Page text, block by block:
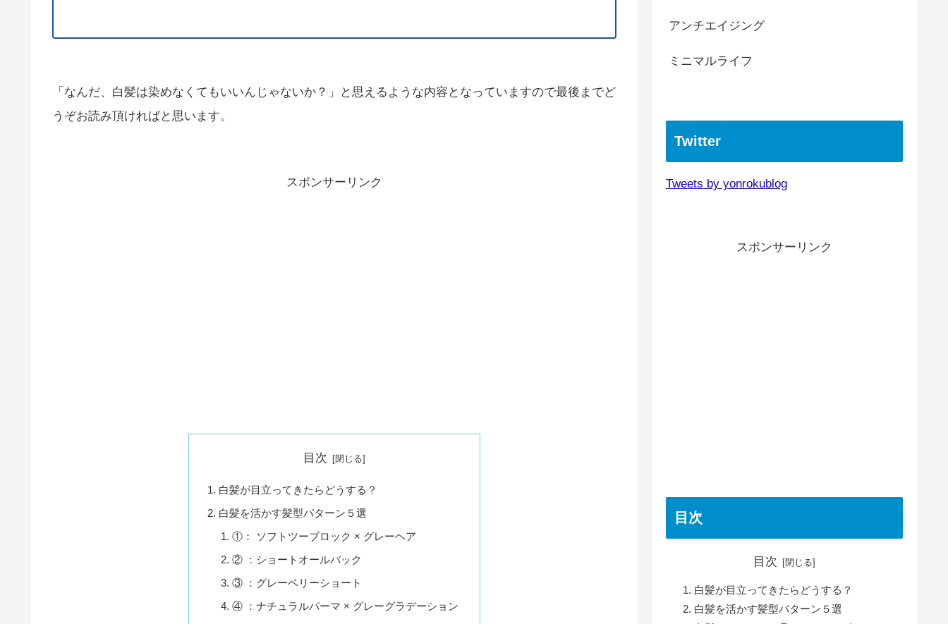
「なんだ、白髪は染めなくてもいいんじゃないか？」と思えるような内容となっていますので最後までど
うぞお読み頂ければと思います。
スポンサーリンク
目次
白髪が目立ってきたらどうする？
白髪を活かす髪型パターン５選
①： ソフトツーブロック × グレーヘア
② ：ショートオールバック
③ ：グレーベリーショート
④ ：ナチュラルパーマ × グレーグラデーション
アンチエイジング
ミニマルライフ
Twitter
Tweets by yonrokublog
スポンサーリンク
目次
目次
白髪が目立ってきたらどうする？
白髪を活かす髪型パターン５選